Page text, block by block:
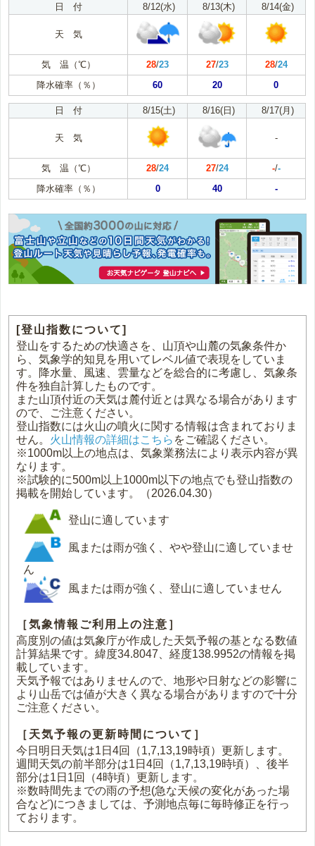
日 付
8/12(水) 8/13(木) 8/14(金)
天 気
気 温（℃） 28/23 27/23 28/24
降水確率（％）
60 20 0
日 付 8/15(土) 8/16(日) 8/17(月)
天 気 -
気 温（℃） 28/24 27/24 -/-
降水確率（％）
0 40 -
[登山指数について]
登山をするための快適さを、山頂や山麓の気象条件か
ら、気象学的知見を用いてレベル値で表現をしていま
す。降水量、風速、雲量などを総合的に考慮し、気象条
件を独自計算したものです。
また山頂付近の天気は麓付近とは異なる場合があります
ので、ご注意ください。
登山指数には火山の噴火に関する情報は含まれておりま
せん。 火山情報の詳細はこちら をご確認ください。
※1000m以上の地点は、気象業務法により表示内容が異
なります。
※試験的に500m以上1000m以下の地点でも登山指数の
掲載を開始しています。（2026.04.30）
登山に適しています
風または雨が強く、やや登山に適していませ
ん
風または雨が強く、登山に適していません
［気象情報ご利用上の注意］
高度別の値は気象庁が作成した天気予報の基となる数値
計算結果です。緯度34.8047、経度138.9952の情報を掲
載しています。
天気予報ではありませんので、地形や日射などの影響に
より山岳では値が大きく異なる場合がありますので十分
ご注意ください。
［天気予報の更新時間について］
今日明日天気は1日4回（1,7,13,19時頃）更新します。
週間天気の前半部分は1日4回（1,7,13,19時頃）、後半
部分は1日1回（4時頃）更新します。
※数時間先までの雨の予想(急な天候の変化があった場
合など)につきましては、予測地点毎に毎時修正を行っ
ております。